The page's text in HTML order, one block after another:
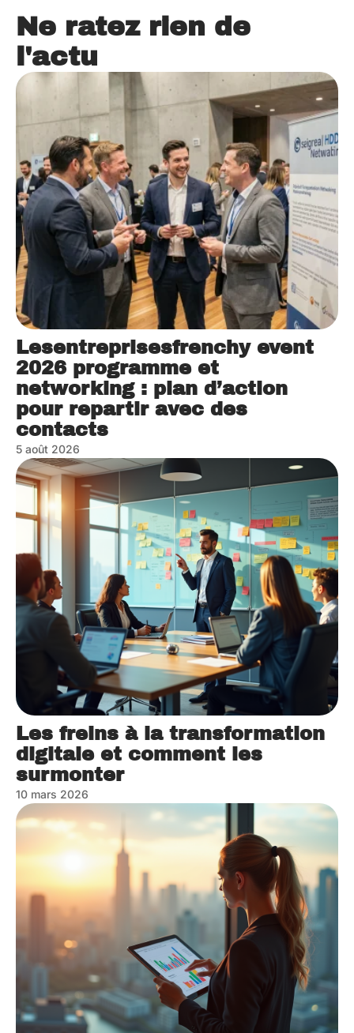
Ne ratez rien de
l'actu
Lesentreprisesfrenchy event
2026 programme et
networking : plan d’action
pour repartir avec des
contacts
5 août 2026
Les freins à la transformation
digitale et comment les
surmonter
10 mars 2026